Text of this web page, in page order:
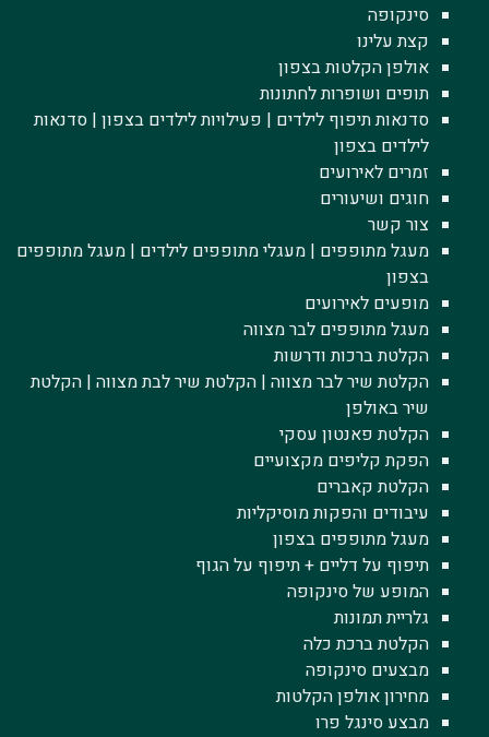
סינקופה
קצת עלינו
אולפן הקלטות בצפון
תופים ושופרות לחתונות
סדנאות תיפוף לילדים | פעילויות לילדים בצפון | סדנאות
לילדים בצפון
זמרים לאירועים
חוגים ושיעורים
צור קשר
מעגל מתופפים | מעגלי מתופפים לילדים | מעגל מתופפים
בצפון
מופעים לאירועים
מעגל מתופפים לבר מצווה
הקלטת ברכות ודרשות
הקלטת שיר לבר מצווה | הקלטת שיר לבת מצווה | הקלטת
שיר באולפן
הקלטת פאנטון עסקי
הפקת קליפים מקצועיים
הקלטת קאברים
עיבודים והפקות מוסיקליות
מעגל מתופפים בצפון
תיפוף על דליים + תיפוף על הגוף
המופע של סינקופה
גלריית תמונות
הקלטת ברכת כלה
מבצעים סינקופה
מחירון אולפן הקלטות
מבצע סינגל פרו